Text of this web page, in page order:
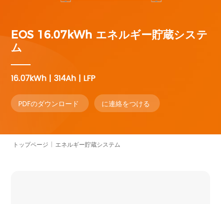
EOS 16.07kWh エネルギー貯蔵システ
ム
16.07kWh | 314Ah | LFP
PDFのダウンロード に連絡をつける
トップページ | エネルギー貯蔵システム